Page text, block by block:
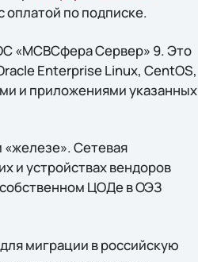
по подписке.
«МСВСфера Сервер» 9. Это
Enterprise Linux, CentOS,
и приложениями указанных
Сетевая
и устройствах вендоров
ЦОДе в ОЭЗ
миграции в российскую